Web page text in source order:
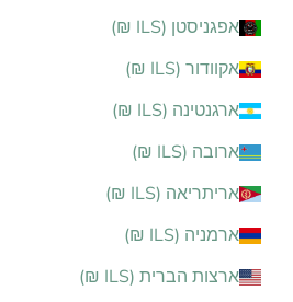
אפגניסטן (ILS ₪)
אקוודור (ILS ₪)
ארגנטינה (ILS ₪)
ארובה (ILS ₪)
אריתריאה (ILS ₪)
ארמניה (ILS ₪)
ארצות הברית (ILS ₪)